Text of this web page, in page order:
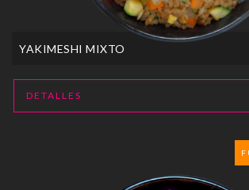
YAKIMESHI MIXTO
DETALLES